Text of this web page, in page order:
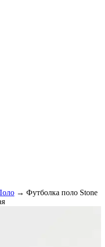
→ Футболка поло Stone